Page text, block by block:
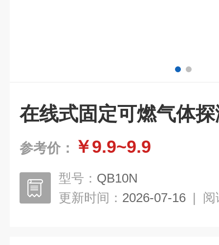
在线式固定可燃气体
参考价： ￥9.9~9.9
型号： QB10N
更新时间： 2026-07-16 | 阅